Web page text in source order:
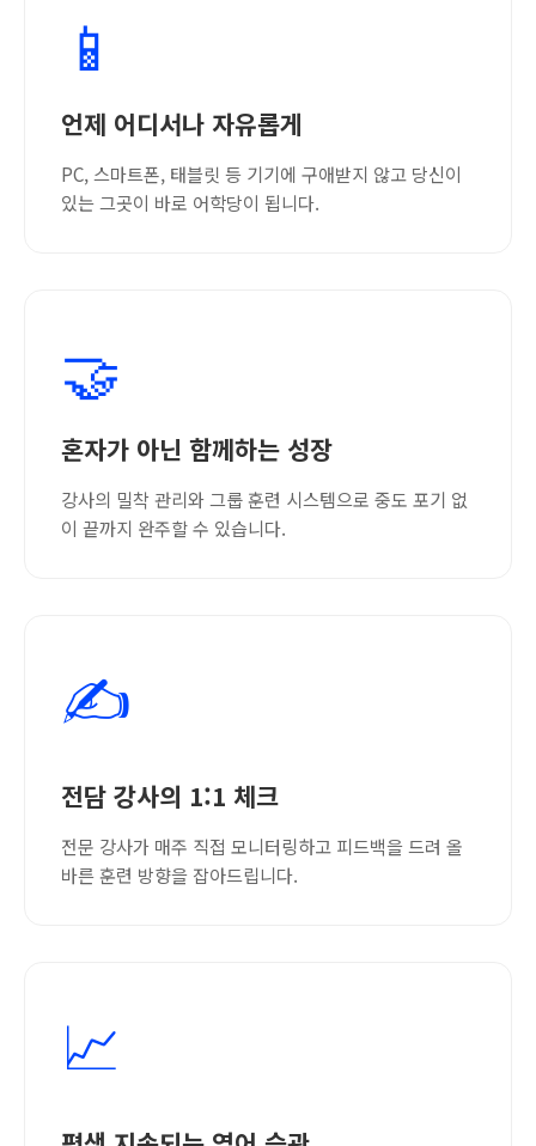
📱
언제 어디서나 자유롭게
PC, 스마트폰, 태블릿 등 기기에 구애받지 않고 당신이
있는 그곳이 바로 어학당이 됩니다.
🤝
혼자가 아닌 함께하는 성장
강사의 밀착 관리와 그룹 훈련 시스템으로 중도 포기 없
이 끝까지 완주할 수 있습니다.
✍️
전담 강사의 1:1 체크
전문 강사가 매주 직접 모니터링하고 피드백을 드려 올
바른 훈련 방향을 잡아드립니다.
📈